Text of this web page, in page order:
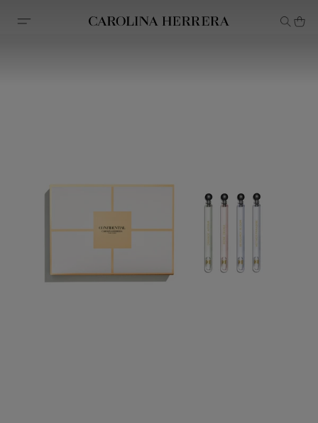
Avis d'accessibilité (lien)